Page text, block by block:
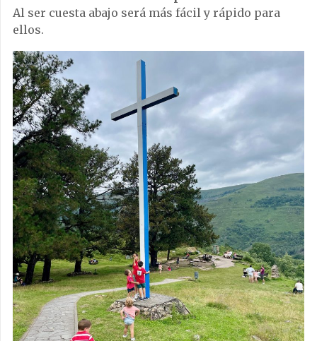
Al ser cuesta abajo será más fácil y rápido para
ellos.